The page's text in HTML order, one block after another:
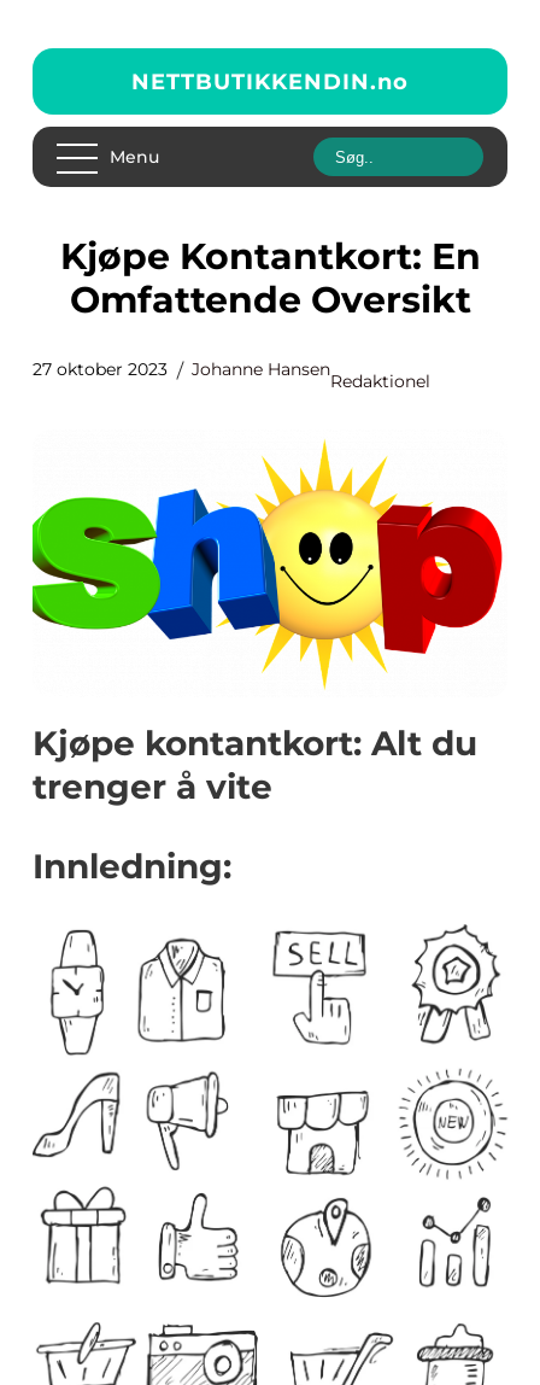
NETTBUTIKKENDIN.no
Menu
Kjøpe Kontantkort: En
Omfattende Oversikt
27 oktober 2023 Johanne Hansen
Redaktionel
Kjøpe kontantkort: Alt du
trenger å vite
Innledning: